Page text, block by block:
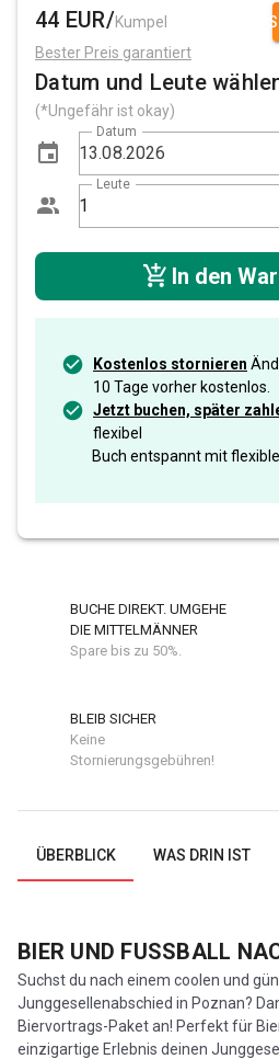
44 EUR/Kumpel
Bester Preis garantiert
Datum und Leute
(*Ungefähr ist okay)
Datum
Leute
In den
Kostenlos stornieren
10 Tage vorher kostenlos.
Jetzt buchen, später
flexibel
Buch entspannt mit
BUCHE DIREKT. UMGEHE
DIE MITTELMÄNNER
Spare bis zu 50%.
BLEIB SICHER
Keine
Stornierungsgebühren!
ÜBERBLICK WAS DRIN IST
BIER UND FUSSBALL
Suchst du nach einem coolen und
Junggesellenabschied in Poznan?
Biervortrags-Paket an! Perfekt für
einzigartige Erlebnis deinen